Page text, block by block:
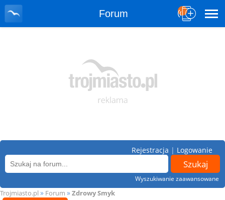
Forum
Wyszukiwanie zaawansowane
Rejestracja | Logowanie
Trojmiasto.pl » Forum » Zdrowy Smyk